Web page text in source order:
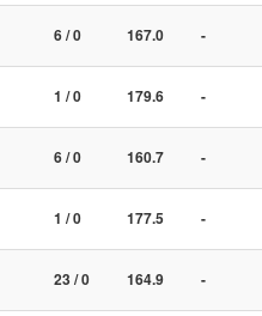
6 / 0 167.0 -
1 / 0 179.6 -
6 / 0 160.7 -
1 / 0 177.5 -
23 / 0 164.9 -